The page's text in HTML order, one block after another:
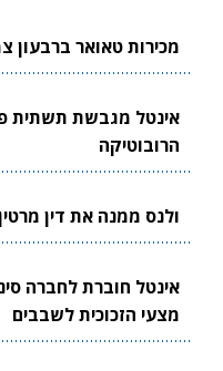
מכירות טאואר ברבעון
אינטל מגבשת תשתית
הרובוטיקה
ולנס ממנה את דין
אינטל חוברת לחברה
מצעי הזכוכית לשבבים